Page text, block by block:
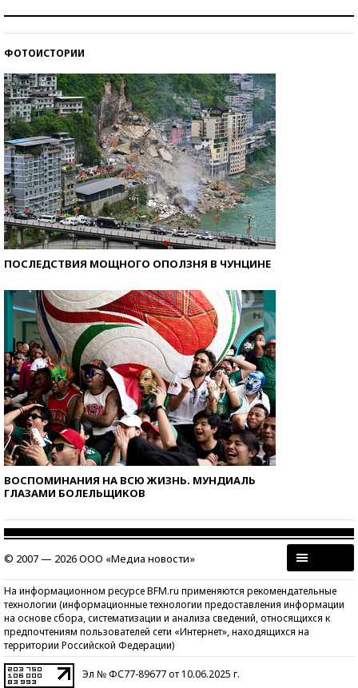
ФОТОИСТОРИИ
ПОСЛЕДСТВИЯ МОЩНОГО ОПОЛЗНЯ В ЧУНЦИНЕ
ВОСПОМИНАНИЯ НА ВСЮ ЖИЗНЬ. МУНДИАЛЬ
ГЛАЗАМИ БОЛЕЛЬЩИКОВ
© 2007 — 2026 ООО «Медиа новости»
На информационном ресурсе BFM.ru применяются рекомендательные
технологии (информационные технологии предоставления информации
на основе сбора, систематизации и анализа сведений, относящихся к
предпочтениям пользователей сети «Интернет», находящихся на
территории Российской Федерации)
Эл № ФС77-89677 от 10.06.2025 г.